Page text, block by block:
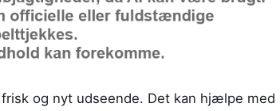
og nyt udseende. Det kan hjælpe med